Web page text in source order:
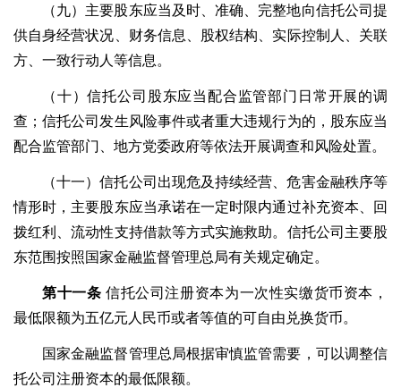
（九）主要股东应当及时、准确、完整地向信托公司提
供自身经营状况、财务信息、股权结构、实际控制人、关联
方、一致行动人等信息。
（十）信托公司股东应当配合监管部门日常开展的调
查；信托公司发生风险事件或者重大违规行为的，股东应当
配合监管部门、地方党委政府等依法开展调查和风险处置。
（十一）信托公司出现危及持续经营、危害金融秩序等
情形时，主要股东应当承诺在一定时限内通过补充资本、回
拨红利、流动性支持借款等方式实施救助。信托公司主要股
东范围按照国家金融监督管理总局有关规定确定。
第十一条 信托公司注册资本为一次性实缴货币资本，
最低限额为五亿元人民币或者等值的可自由兑换货币。
国家金融监督管理总局根据审慎监管需要，可以调整信
托公司注册资本的最低限额。